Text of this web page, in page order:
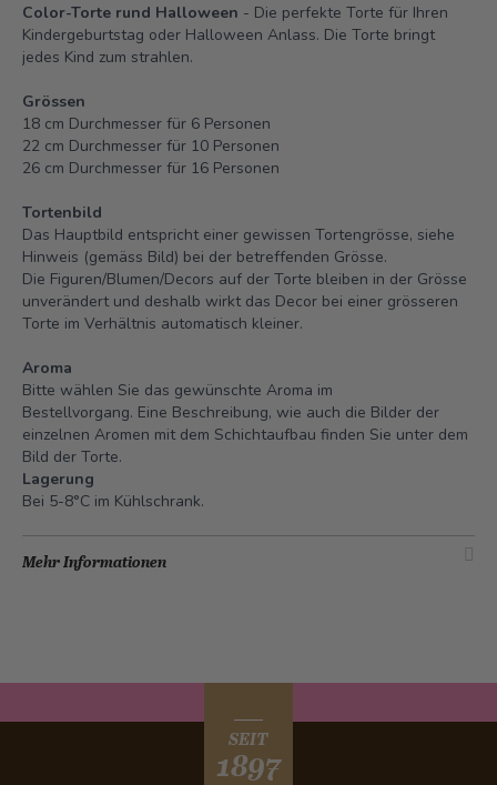
Color-Torte rund Halloween - Die perfekte Torte für Ihren
Kindergeburtstag oder Halloween Anlass. Die Torte bringt
jedes Kind zum strahlen.
Grössen
18 cm Durchmesser für 6 Personen
22 cm Durchmesser für 10 Personen
26 cm Durchmesser für 16 Personen
Tortenbild
Das Hauptbild entspricht einer gewissen Tortengrösse, siehe
Hinweis (gemäss Bild) bei der betreffenden Grösse.
Die Figuren/Blumen/Decors auf der Torte bleiben in der Grösse
unverändert und deshalb wirkt das Decor bei einer grösseren
Torte im Verhältnis automatisch kleiner.
Aroma
Bitte wählen Sie das gewünschte Aroma im
Bestellvorgang. Eine Beschreibung, wie auch die Bilder der
einzelnen Aromen mit dem Schichtaufbau finden Sie unter dem
Bild der Torte.
Lagerung
Bei 5-8°C im Kühlschrank.
Mehr Informationen
SEIT
1897